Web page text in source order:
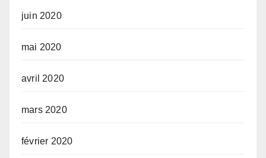
juin 2020
mai 2020
avril 2020
mars 2020
février 2020